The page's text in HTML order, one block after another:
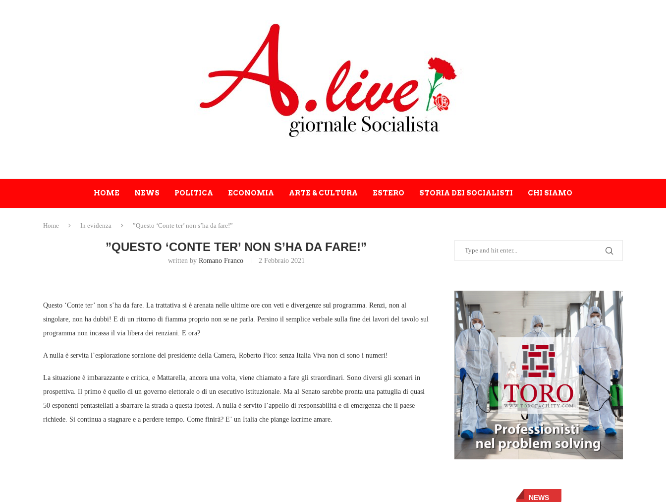
HOME NEWS POLITICA ECONOMIA ARTE & CULTURA ESTERO STORIA DEI SOCIALISTI CHI SIAMO
Home In evidenza ”Questo ‘Conte ter’ non s’ha da fare!”
”QUESTO ‘CONTE TER’ NON S’HA DA FARE!”
written by Romano Franco 2 Febbraio 2021
Questo ‘Conte ter’ non s’ha da fare. La trattativa si è arenata nelle ultime ore con veti e divergenze sul programma. Renzi, non al
singolare, non ha dubbi! E di un ritorno di fiamma proprio non se ne parla. Persino il semplice verbale sulla fine dei lavori del tavolo sul
programma non incassa il via libera dei renziani. E ora?
A nulla è servita l’esplorazione sornione del presidente della Camera, Roberto Fico: senza Italia Viva non ci sono i numeri!
La situazione è imbarazzante e critica, e Mattarella, ancora una volta, viene chiamato a fare gli straordinari. Sono diversi gli scenari in
prospettiva. Il primo è quello di un governo elettorale o di un esecutivo istituzionale. Ma al Senato sarebbe pronta una pattuglia di quasi
50 esponenti pentastellati a sbarrare la strada a questa ipotesi. A nulla è servito l’appello di responsabilità e di emergenza che il paese
richiede. Si continua a stagnare e a perdere tempo. Come finirà? E’ un Italia che piange lacrime amare.
NEWS